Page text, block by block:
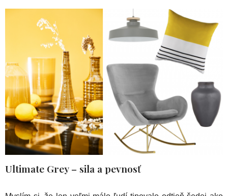
Ultimate Grey – sila a pevnosť